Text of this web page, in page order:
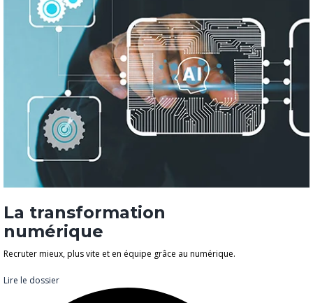
La transformation
numérique
Recruter mieux, plus vite et en équipe grâce au numérique.
Lire le dossier